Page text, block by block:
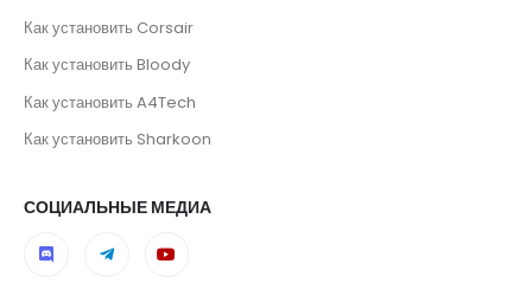
Как установить Corsair
Как установить Bloody
Как установить A4Tech
Как установить Sharkoon
СОЦИАЛЬНЫЕ МЕДИА